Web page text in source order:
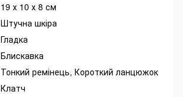
19 х 10 х 8 см
Штучна шкіра
Гладка
Блискавка
Тонкий ремінець, Короткий ланцюжок
Клатч